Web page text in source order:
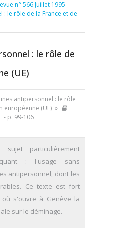
n° 566 Juillet 1995
: le rôle de la France et de
: le rôle de
(UE)
antipersonnel : le rôle
européenne (UE) »
- p. 99-106
particulièrement
: l'usage sans
antipersonnel, dont les
Ce texte est fort
où s'ouvre à Genève la
sur le déminage.